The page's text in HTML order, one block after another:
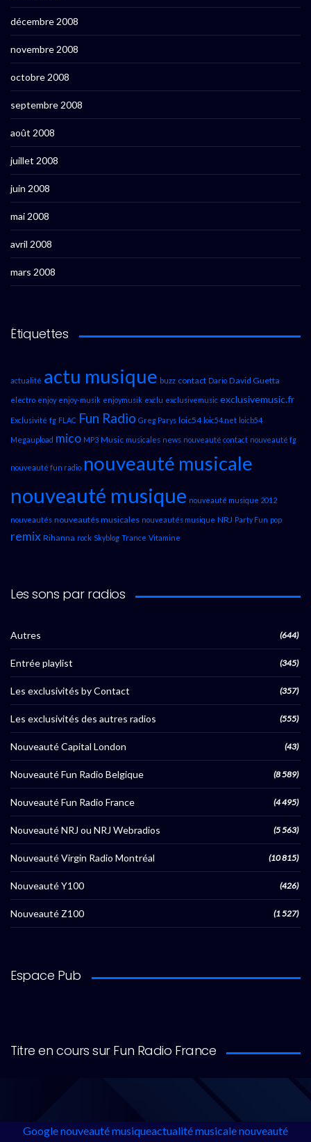
décembre 2008
novembre 2008
octobre 2008
septembre 2008
août 2008
juillet 2008
juin 2008
mai 2008
avril 2008
mars 2008
Étiquettes
actualité actu musique buzz contact Dario David Guetta
electro enjoy enjoy-musik enjoymusik exclu exclusivemusic exclusivemusic.fr
Exclusivité fg FLAC Fun Radio Greg Parys loic54 loic54.net loicb54
Megaupload mico MP3 Music musicales news nouveauté contact nouveauté fg
nouveauté fun radio nouveauté musicale
nouveauté musique nouveauté musique 2012
nouveautés nouveautés musicales nouveautés musique NRJ Party Fun pop
remix Rihanna rock Skyblog Trance Vitamine
Les sons par radios
Autres (644)
Entrée playlist (345)
Les exclusivités by Contact (357)
Les exclusivités des autres radios (555)
Nouveauté Capital London (43)
Nouveauté Fun Radio Belgique (8 589)
Nouveauté Fun Radio France (4 495)
Nouveauté NRJ ou NRJ Webradios (5 563)
Nouveauté Virgin Radio Montréal (10 815)
Nouveauté Y100 (426)
Nouveauté Z100 (1 527)
Espace Pub
Titre en cours sur Fun Radio France
Googlenouveauté musiqueactualité musicalenouveauté